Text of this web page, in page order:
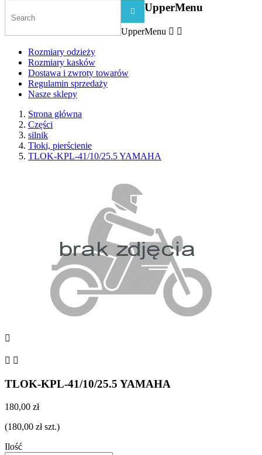
 UpperMenu
UpperMenu  
Rozmiary odzieży
Rozmiary kasków
Dostawa i zwroty towarów
Regulamin sprzedaży
Nasze sklepy
Strona główna
Części
silnik
Tłoki, pierścienie
TLOK-KPL-41/10/25.5 YAMAHA

 
TLOK-KPL-41/10/25.5 YAMAHA
180,00 zł
(180,00 zł szt.)
Ilość